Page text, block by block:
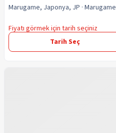
Marugame, Japonya, JP · Marugame
Fiyatı görmek için tarih seçiniz
Tarih Seç